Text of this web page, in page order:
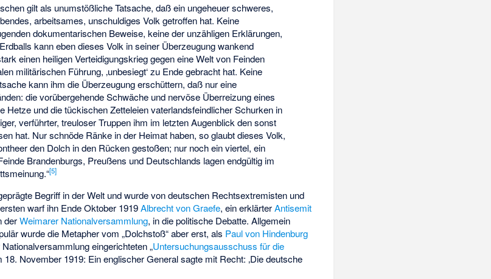
gilt als unumstößliche Tatsache, daß ein ungeheuer schweres,
arbeitsames, unschuldiges Volk getroffen hat. Keine
dokumentarischen Beweise, keine der unzähligen Erklärungen,
kann eben dieses Volk in seiner Überzeugung wankend
einen heiligen Verteidigungskrieg gegen eine Welt von Feinden
militärischen Führung, ‚unbesiegt‘ zu Ende gebracht hat. Keine
kann ihm die Überzeugung erschüttern, daß nur eine
die vorübergehende Schwäche und nervöse Überreizung eines
Hetze und die tückischen Zetteleien vaterlandsfeindlicher Schurken in
verführter, treuloser Truppen ihm im letzten Augenblick den sonst
hat. Nur schnöde Ränke in der Heimat haben, so glaubt dieses Volk,
den Dolch in den Rücken gestoßen; nur noch ein viertel, ein
Brandenburgs, Preußens und Deutschlands lagen endgültig im
[5]
Begriff in der Welt und wurde von deutschen Rechtsextremisten und
warf ihn Ende Oktober 1919Albrecht von Graefe, ein erklärterAntisemit
derWeimarer Nationalversammlung, in die politische Debatte. Allgemein
wurde die Metapher vom „Dolchstoß“ aber erst, als Paul von Hindenburg
eingerichteten „Untersuchungsausschuss für die
18. November 1919: Ein englischer General sagte mit Recht: ‚Die deutsche